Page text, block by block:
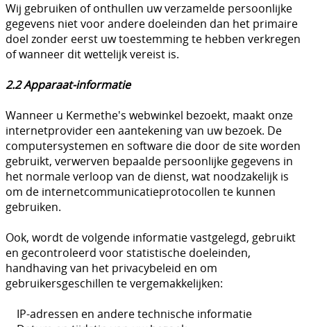
Wij gebruiken of onthullen uw verzamelde persoonlijke
gegevens niet voor andere doeleinden dan het primaire
doel zonder eerst uw toestemming te hebben verkregen
of wanneer dit wettelijk vereist is.
2.2 Apparaat-informatie
Wanneer u Kermethe's webwinkel bezoekt, maakt onze
internetprovider een aantekening van uw bezoek. De
computersystemen en software die door de site worden
gebruikt, verwerven bepaalde persoonlijke gegevens in
het normale verloop van de dienst, wat noodzakelijk is
om de internetcommunicatieprotocollen te kunnen
gebruiken.
Ook, wordt de volgende informatie vastgelegd, gebruikt
en gecontroleerd voor statistische doeleinden,
handhaving van het privacybeleid en om
gebruikersgeschillen te vergemakkelijken:
IP-adressen en andere technische informatie